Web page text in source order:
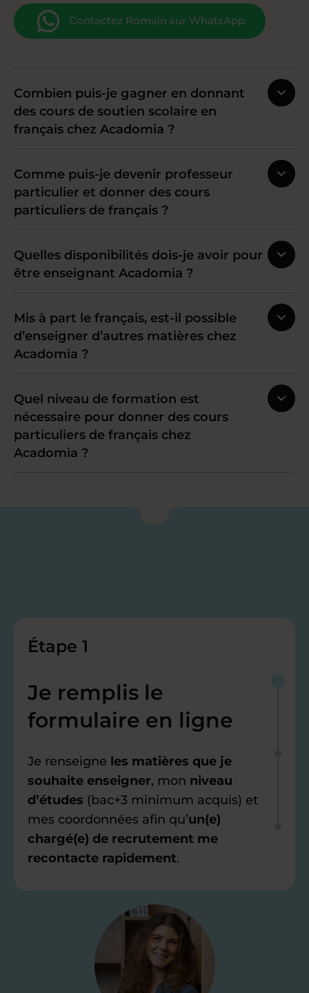
Contactez Romain sur WhatsApp
Combien puis-je gagner en donnant
des cours de soutien scolaire en
français chez Acadomia ?
Comme puis-je devenir professeur
particulier et donner des cours
particuliers de français ?
Quelles disponibilités dois-je avoir pour
être enseignant Acadomia ?
Mis à part le français, est-il possible
d’enseigner d’autres matières chez
Acadomia ?
Quel niveau de formation est
nécessaire pour donner des cours
particuliers de français chez
Acadomia ?
Étape 1
Je remplis le
formulaire en ligne
Je renseigne les matières que je
souhaite enseigner, mon niveau
d’études (bac+3 minimum acquis) et
mes coordonnées afin qu’un(e)
chargé(e) de recrutement me
recontacte rapidement.
Je valide ma
candidature